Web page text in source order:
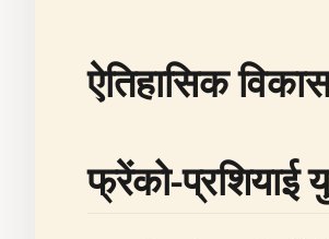
ऐतिहासिक
फ्रेंको-प्रशियाई